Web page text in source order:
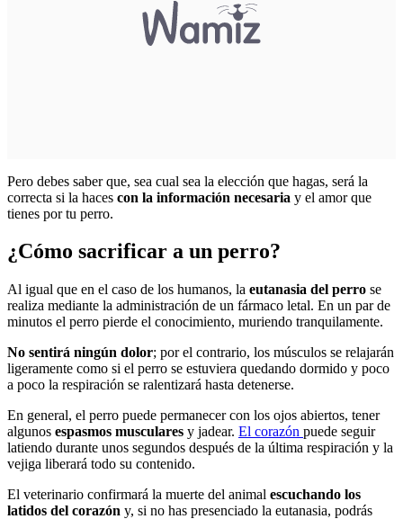
Pero debes saber que, sea cual sea la elección que hagas, será la
correcta si la haces con la información necesaria y el amor que
tienes por tu perro.
¿Cómo sacrificar a un perro?
Al igual que en el caso de los humanos, la eutanasia del perro se
realiza mediante la administración de un fármaco letal. En un par de
minutos el perro pierde el conocimiento, muriendo tranquilamente.
No sentirá ningún dolor; por el contrario, los músculos se relajarán
ligeramente como si el perro se estuviera quedando dormido y poco
a poco la respiración se ralentizará hasta detenerse.
En general, el perro puede permanecer con los ojos abiertos, tener
algunos espasmos musculares y jadear. El corazón puede seguir
latiendo durante unos segundos después de la última respiración y la
vejiga liberará todo su contenido.
El veterinario confirmará la muerte del animal escuchando los
latidos del corazón y, si no has presenciado la eutanasia, podrás